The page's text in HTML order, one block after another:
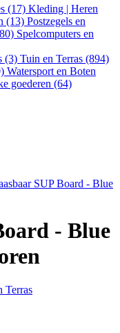
(17) Kleding | Heren
(13) Postzegels en
Spelcomputers en
(3) Tuin en Terras (894)
Watersport en Boten
goederen (64)
SUP Board - Blue
- Blue
Terras